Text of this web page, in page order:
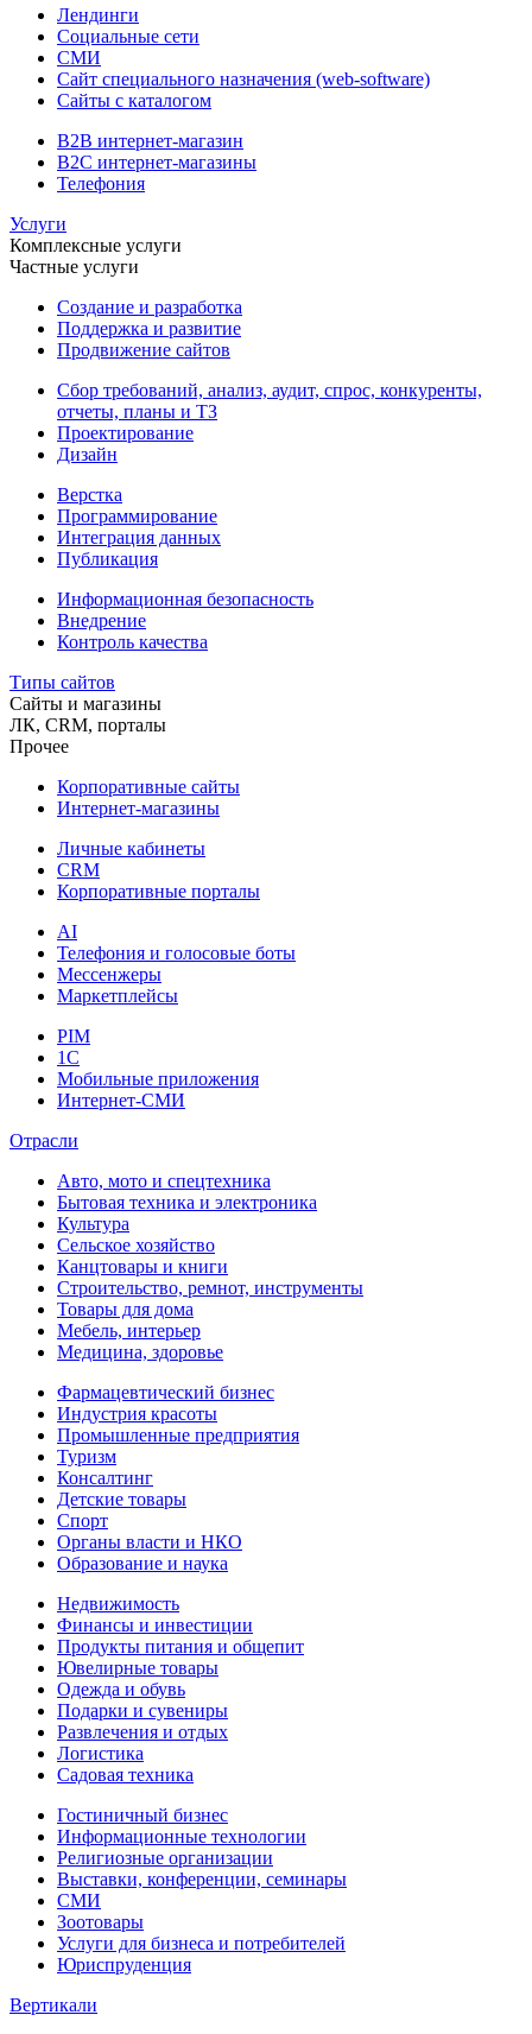
Лендинги
Социальные сети
СМИ
Сайт специального назначения (web-software)
Сайты с каталогом
B2B интернет-магазин
B2C интернет-магазины
Телефония
Услуги
Комплексные услуги
Частные услуги
Создание и разработка
Поддержка и развитие
Продвижение сайтов
Сбор требований, анализ, аудит, спрос, конкуренты,
отчеты, планы и ТЗ
Проектирование
Дизайн
Верстка
Программирование
Интеграция данных
Публикация
Информационная безопасность
Внедрение
Контроль качества
Типы сайтов
Сайты и магазины
ЛК, CRM, порталы
Прочее
Корпоративные сайты
Интернет-магазины
Личные кабинеты
CRM
Корпоративные порталы
AI
Телефония и голосовые боты
Мессенжеры
Маркетплейсы
PIM
1C
Мобильные приложения
Интернет-СМИ
Отрасли
Авто, мото и спецтехника
Бытовая техника и электроника
Культура
Сельское хозяйство
Канцтовары и книги
Строительство, ремнот, инструменты
Товары для дома
Мебель, интерьер
Медицина, здоровье
Фармацевтический бизнес
Индустрия красоты
Промышленные предприятия
Туризм
Консалтинг
Детские товары
Спорт
Органы власти и НКО
Образование и наука
Недвижимость
Финансы и инвестиции
Продукты питания и общепит
Ювелирные товары
Одежда и обувь
Подарки и сувениры
Развлечения и отдых
Логистика
Садовая техника
Гостиничный бизнес
Информационные технологии
Религиозные организации
Выставки, конференции, семинары
СМИ
Зоотовары
Услуги для бизнеса и потребителей
Юриспруденция
Вертикали